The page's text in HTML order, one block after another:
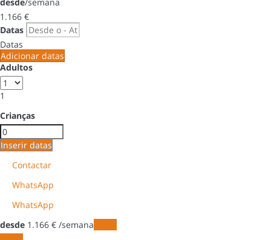
1.166 €
Datas
Datas
Adicionar datas
Adultos
1
Crianças
Inserir datas
Contactar
WhatsApp
WhatsApp
desde 1.166 € /semana